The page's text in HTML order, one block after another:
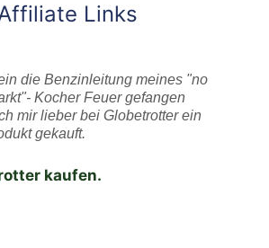
Links
die Benzinleitung meines "no
Kocher Feuer gefangen
mir lieber bei Globetrotter ein
gekauft.
kaufen.